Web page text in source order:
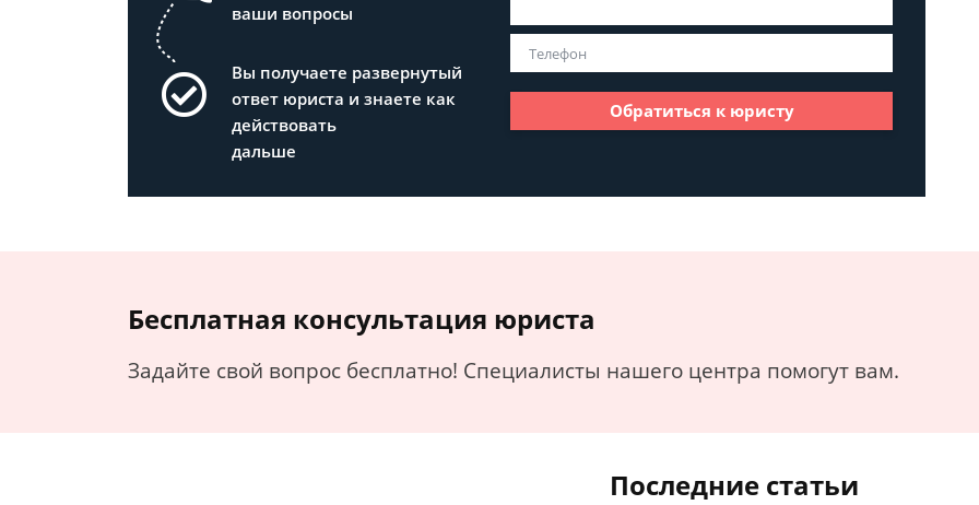
ваши вопросы
Вы получаете развернутый
ответ юриста и знаете как
действовать
дальше
Обратиться к юристу
Бесплатная консультация юриста
Задайте свой вопрос бесплатно! Специалисты нашего центра помогут вам.
Последние статьи